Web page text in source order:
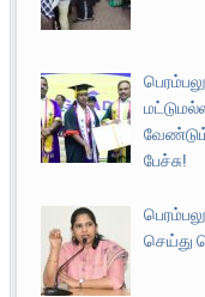
பேச்சு!
செய்து